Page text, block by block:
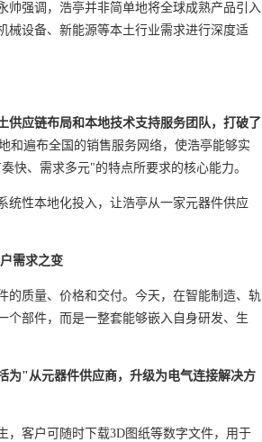
帅强调，浩亭并非简单地将全球成熟产品引入
械设备、新能源等本土行业需求进行深度适
供应链布局和本地技术支持服务团队，打破了
和遍布全国的销售服务网络，使浩亭能够实
、需求多元"的特点所要求的核心能力。
统性本地化投入，让浩亭从一家元器件供应
需求之变
的质量、价格和交付。今天，在智能制造、轨
个部件，而是一整套能够嵌入自身研发、生
为"从元器件供应商，升级为电气连接解决方
，客户可随时下载3D图纸等数字文件，用于